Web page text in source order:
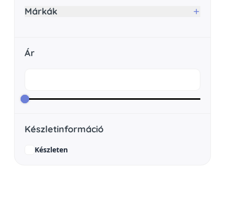
Márkák
Ár
Készletinformáció
Készleten